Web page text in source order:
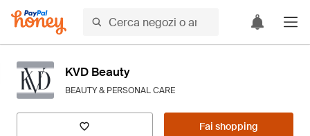
KVD Beauty
BEAUTY & PERSONAL CARE
Fai shopping